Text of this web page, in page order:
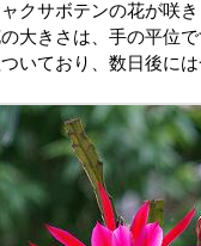
クサボテンの花が咲き
大きさは、手の平位で
いており、数日後に